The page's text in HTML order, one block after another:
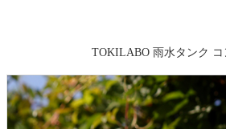
TOKILABO 雨水タンク コ